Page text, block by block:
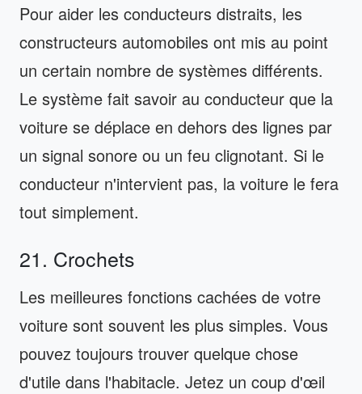
Pour aider les conducteurs distraits, les
constructeurs automobiles ont mis au point
un certain nombre de systèmes différents.
Le système fait savoir au conducteur que la
voiture se déplace en dehors des lignes par
un signal sonore ou un feu clignotant. Si le
conducteur n'intervient pas, la voiture le fera
tout simplement.
21. Crochets
Les meilleures fonctions cachées de votre
voiture sont souvent les plus simples. Vous
pouvez toujours trouver quelque chose
d'utile dans l'habitacle. Jetez un coup d'œil